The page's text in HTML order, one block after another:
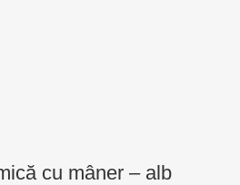
cu mâner – alb